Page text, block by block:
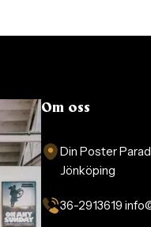
Om oss
Din Poster
Jönköping
36-2913619